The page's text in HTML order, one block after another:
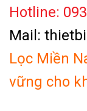
Hotline:
Mail:
Lọc Miền
vững cho